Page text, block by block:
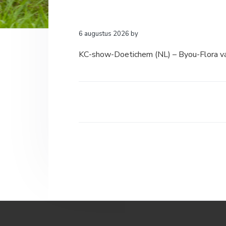
a
v
o
u
k
s
6 augustus 2026 by
KC-show-Doetichem (NL) – Byou-Flora